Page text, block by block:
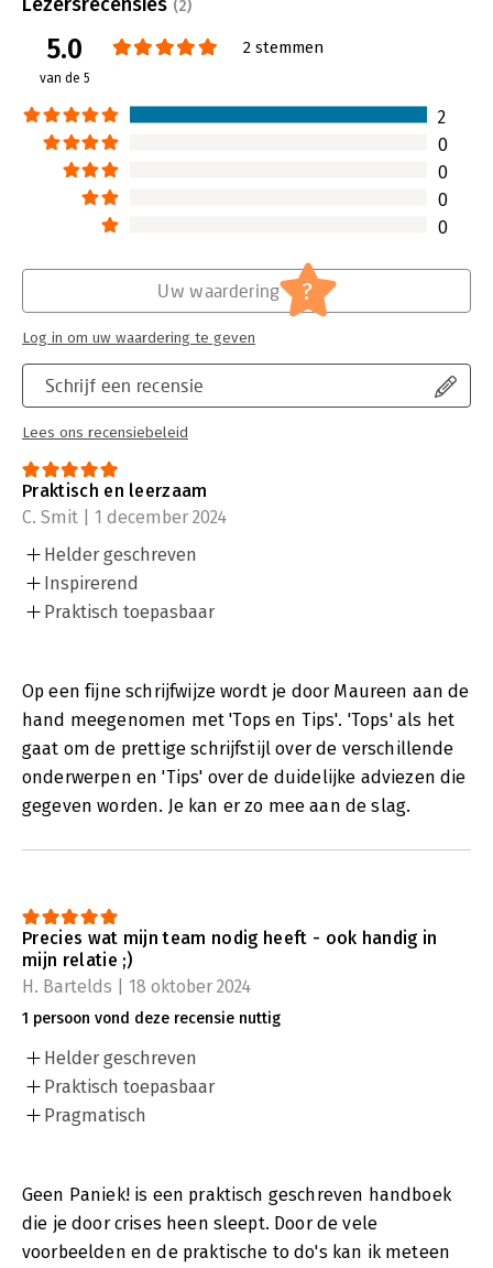
belangrijkste inzichten.
(2)
5.0
van de 5
2 stemmen
2
0
0
0
0
Schrijf een recensie
Lees ons recensiebeleid
Uw waardering ?
Log in om uw waardering te geven
Praktisch en leerzaam
C. Smit | 1 december 2024
Helder geschreven
Inspirerend
Praktisch toepasbaar
Op een fijne schrijfwijze wordt je door Maureen aan de
hand meegenomen met 'Tops en Tips'. 'Tops' als het
gaat om de prettige schrijfstijl over de verschillende
onderwerpen en 'Tips' over de duidelijke adviezen die
gegeven worden. Je kan er zo mee aan de slag.
Precies wat mijn team nodig heeft - ook handig in
mijn relatie ;)
H. Bartelds | 18 oktober 2024
1 persoon vond deze recensie nuttig
Helder geschreven
Praktisch toepasbaar
Pragmatisch
Geen Paniek! is een praktisch geschreven handboek
die je door crises heen sleept. Door de vele
voorbeelden en de praktische to do's kan ik meteen